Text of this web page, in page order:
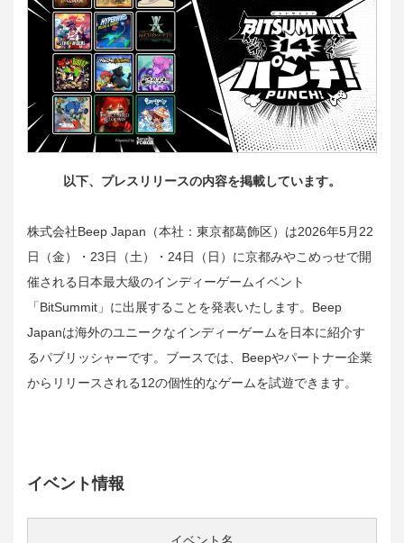
以下、プレスリリースの内容を掲載しています。
株式会社Beep Japan（本社：東京都葛飾区）は2026年5月22
日（金）・23日（土）・24日（日）に京都みやこめっせで開
催される日本最大級のインディーゲームイベント
「BitSummit」に出展することを発表いたします。Beep
Japanは海外のユニークなインディーゲームを日本に紹介す
るパブリッシャーです。ブースでは、Beepやパートナー企業
からリリースされる12の個性的なゲームを試遊できます。
イベント情報